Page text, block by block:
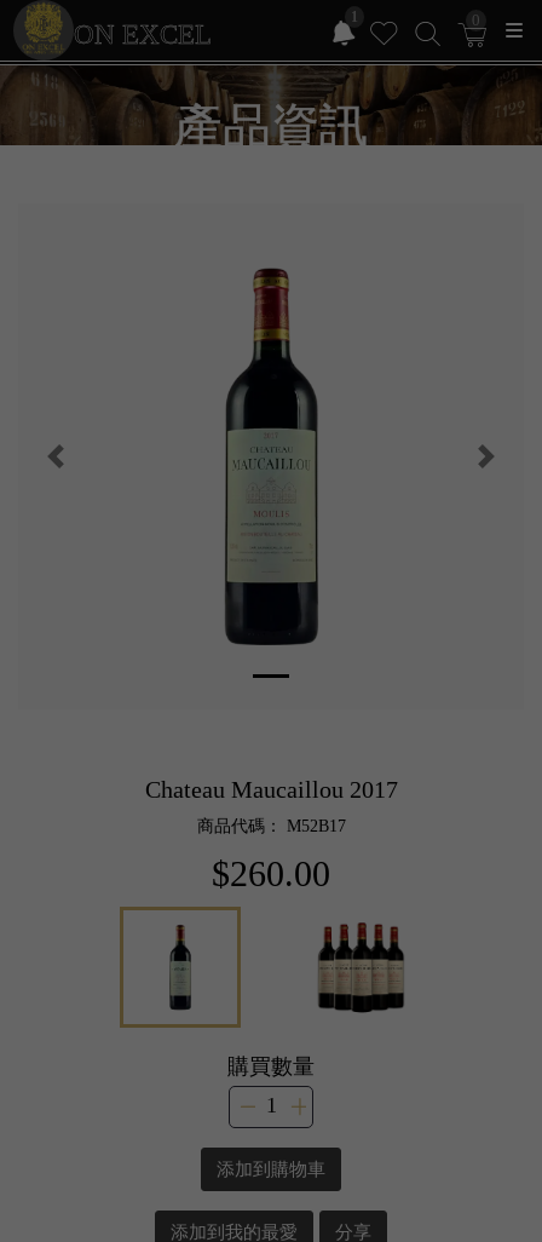
ON EXCEL
1 0
產品資訊
Chateau Maucaillou 2017
商品代碼： M52B17
$260.00
購買數量
添加到購物車
添加到我的最愛 分享